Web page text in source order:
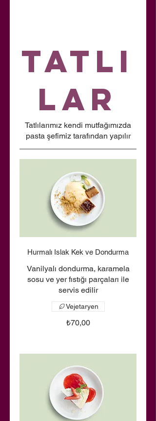
Tatlı
lar
Tatlılarımız kendi mutfağımızda
pasta şefimiz tarafından yapılır
Hurmalı Islak Kek ve Dondurma
Vanilyalı dondurma, karamela
sosu ve yer fıstığı parçaları ile
servis edilir
₺70,00
Vejetaryen